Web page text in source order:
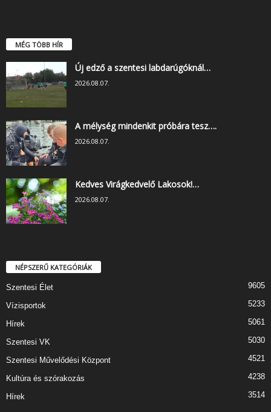
MÉG TÖBB HÍR
Új edző a szentesi labdarúgóknál…
2026.08.07.
A mélység mindenkit próbára tesz….
2026.08.07.
Kedves Virágkedvelő Lakosok!…
2026.08.07.
NÉPSZERŰ KATEGÓRIÁK
Szentesi Élet 9605
Vízisportok 5233
Hírek 5061
Szentesi VK 5030
Szentesi Művelődési Központ 4521
Kultúra és szórakozás 4238
Hírek 3514